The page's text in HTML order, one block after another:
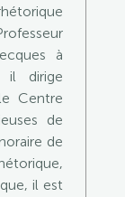
à
il dirige
Centre
de
de
il est